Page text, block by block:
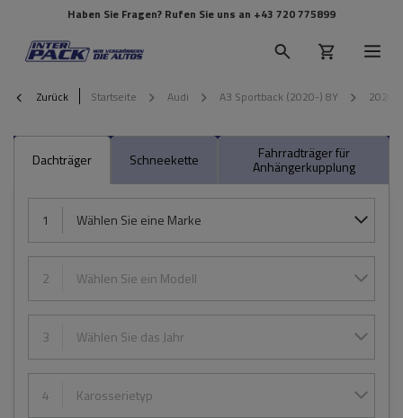
Haben Sie Fragen? Rufen Sie uns an +43 720 775899
Zurück Startseite Audi A3 Sportback (2020-) 8Y 2020
Dachträger Schneekette Fahrradträger für
Anhängerkupplung
1 Wählen Sie eine Marke
2 Wählen Sie ein Modell
3 Wählen Sie das Jahr
4 Karosserietyp